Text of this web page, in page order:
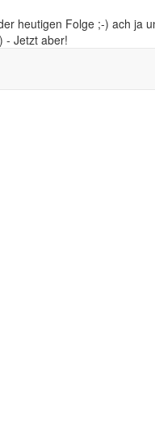
heutigen Folge ;-) ach ja
- Jetzt aber!